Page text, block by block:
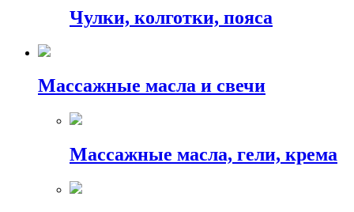
Чулки, колготки, пояса
Массажные масла и свечи
Массажные масла, гели, крема